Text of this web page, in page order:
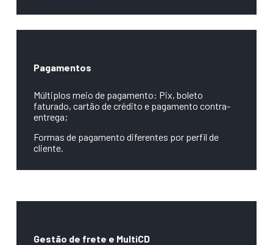
Pagamentos
Múltiplos meio de pagamento: Pix, boleto
faturado, cartão de crédito e pagamento contra-
entrega;
Formas de pagamento diferentes por perfil de
cliente.
Gestão de frete e MultiCD